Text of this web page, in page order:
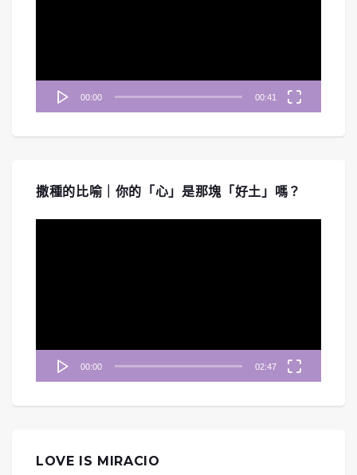
00:00 00:41
撒種的比喻｜你的「心」是那塊「好土」嗎？
00:00 02:47
LOVE IS MIRACIO